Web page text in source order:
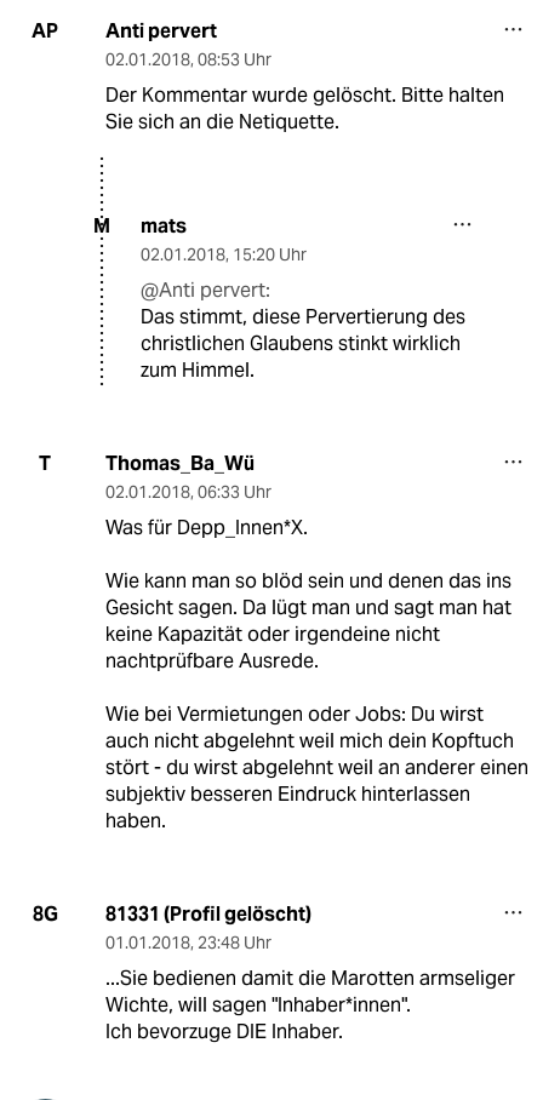
AP Anti pervert
02.01.2018, 08:53 Uhr
Der Kommentar wurde gelöscht. Bitte halten
Sie sich an die Netiquette.
M mats
02.01.2018, 15:20 Uhr
@Anti pervert:
Das stimmt, diese Pervertierung des
christlichen Glaubens stinkt wirklich
zum Himmel.
T Thomas_Ba_Wü
02.01.2018, 06:33 Uhr
Was für Depp_Innen*X.
Wie kann man so blöd sein und denen das ins
Gesicht sagen. Da lügt man und sagt man hat
keine Kapazität oder irgendeine nicht
nachtprüfbare Ausrede.
Wie bei Vermietungen oder Jobs: Du wirst
auch nicht abgelehnt weil mich dein Kopftuch
stört - du wirst abgelehnt weil an anderer einen
subjektiv besseren Eindruck hinterlassen
haben.
8G 81331 (Profil gelöscht)
01.01.2018, 23:48 Uhr
...Sie bedienen damit die Marotten armseliger
Wichte, will sagen "Inhaber*innen".
Ich bevorzuge DIE Inhaber.